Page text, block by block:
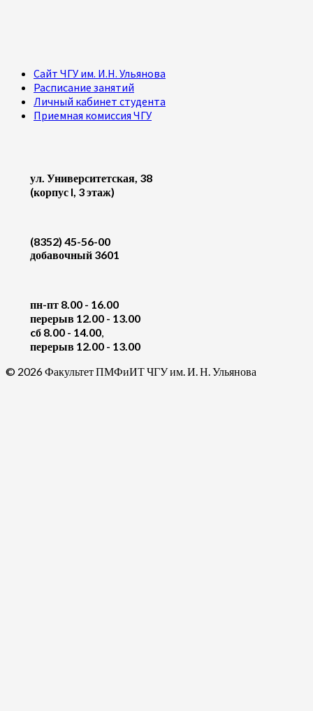
Сайт ЧГУ им. И.Н. Ульянова
Расписание занятий
Личный кабинет студента
Приемная комиссия ЧГУ
ул. Университетская, 38
(корпус I, 3 этаж)
(8352) 45-56-00
добавочный 3601
пн-пт 8.00 - 16.00
перерыв 12.00 - 13.00
cб 8.00 - 14.00,
перерыв 12.00 - 13.00
© 2026 Факультет ПМФиИТ ЧГУ им. И. Н. Ульянова